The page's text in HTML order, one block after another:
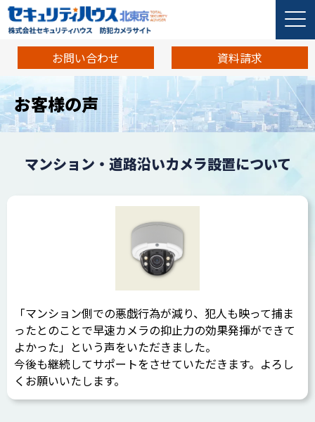
お問い合わせ 資料請求
お客様の声
マンション・道路沿いカメラ設置について
「マンション側での悪戯行為が減り、犯人も映って捕ま
ったとのことで早速カメラの抑止力の効果発揮ができて
よかった」という声をいただきました。
今後も継続してサポートをさせていただきます。よろし
くお願いいたします。